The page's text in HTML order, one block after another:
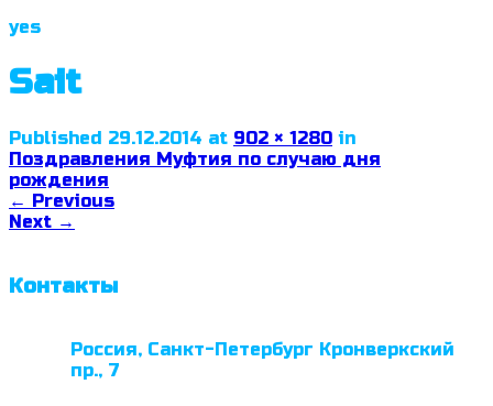
yes
Sait
Published 29.12.2014 at 902 × 1280 in
Поздравления Муфтия по случаю дня
рождения
← Previous
Next →
Контакты
Россия, Санкт-Петербург Кронверкский
пр., 7